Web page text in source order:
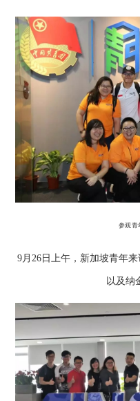
参观青
9月26日上午，新加坡青年
以及纳